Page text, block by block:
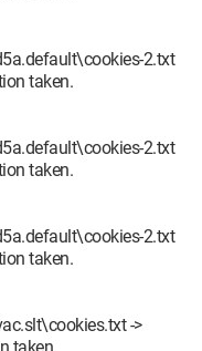
2.txt
taken.
2.txt
taken.
2.txt
taken.
->